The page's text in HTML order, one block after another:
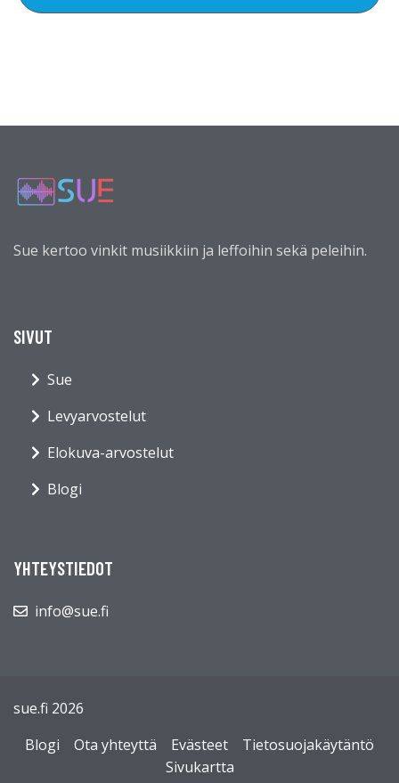
Sue kertoo vinkit musiikkiin ja leffoihin sekä peleihin.
SIVUT
Sue
Levyarvostelut
Elokuva-arvostelut
Blogi
YHTEYSTIEDOT
info@sue.fi
sue.fi 2026
Blogi
Ota yhteyttä Evästeet
Tietosuojakäytäntö
Sivukartta